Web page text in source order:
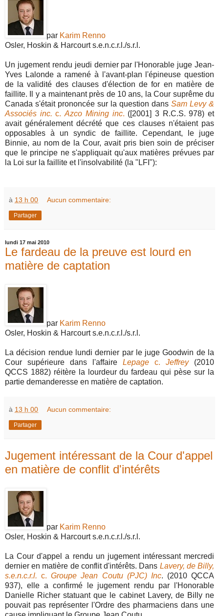
par Karim Renno
Osler, Hoskin & Harcourt s.e.n.c.r.l./s.r.l.
Un jugement rendu jeudi dernier par l'Honorable juge Jean-
Yves Lalonde a ramené à l'avant-plan l'épineuse question
de la validité des clauses d'élection de for en matière de
faillite. Il y a maintenant près de 10 ans, la Cour suprême du
Canada s'était prononcée sur la question dans Sam Levy &
Associés inc. c.Azco Mining inc. ([2001] 3 R.C.S. 978) et
avait généralement décrété que ces clauses n'étaient pas
opposables à un syndic de faillite. Cependant, le juge
Binnie, au nom de la Cour, avait pris bien soin de préciser
que le principe ne s'appliquait qu'aux matières prévues par
la Loi sur la faillite et l'insolvabilité (la "LFI"):
à 13 h 00 Aucun commentaire:
Partager
lundi 17 mai 2010
Le fardeau de la preuve est lourd en
matière de captation
par Karim Renno
Osler, Hoskin & Harcourt s.e.n.c.r.l./s.r.l.
La décision rendue lundi dernier par le juge Goodwin de la
Cour supérieure dans l'affaire Lepage c. Jeffrey(2010
QCCS 1882) réitère la lourdeur du fardeau qui pèse sur la
partie demanderesse en matière de captation.
à 13 h 00 Aucun commentaire:
Partager
Jugement intéressant de la Cour d'appel
en matière de conflit d'intérêts
par Karim Renno
Osler, Hoskin & Harcourt s.e.n.c.r.l./s.r.l.
La Cour d'appel a rendu un jugement intéressant mercredi
dernier en matière de conflit d'intérêts. Dans Lavery, de Billy,
s.e.n.c.r.l. c.Groupe Jean Coutu (PJC) Inc. (2010 QCCA
937), elle a confirmé le jugement rendu par l'Honorable
Danielle Richer statuant que le cabinet Lavery, de Billy ne
pouvait pas représenter l'Ordre des pharmaciens dans une